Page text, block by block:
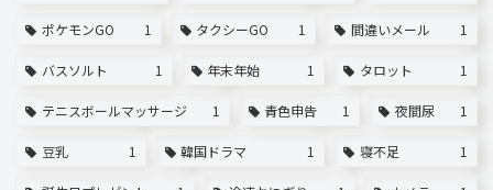
ポケモンGO 1 タクシーGO 1 間違いメール 1
バスソルト 1 年末年始 1 タロット 1
テニスボールマッサージ 1 青色申告 1 夜間尿 1
豆乳 1 韓国ドラマ 1 寝不足 1